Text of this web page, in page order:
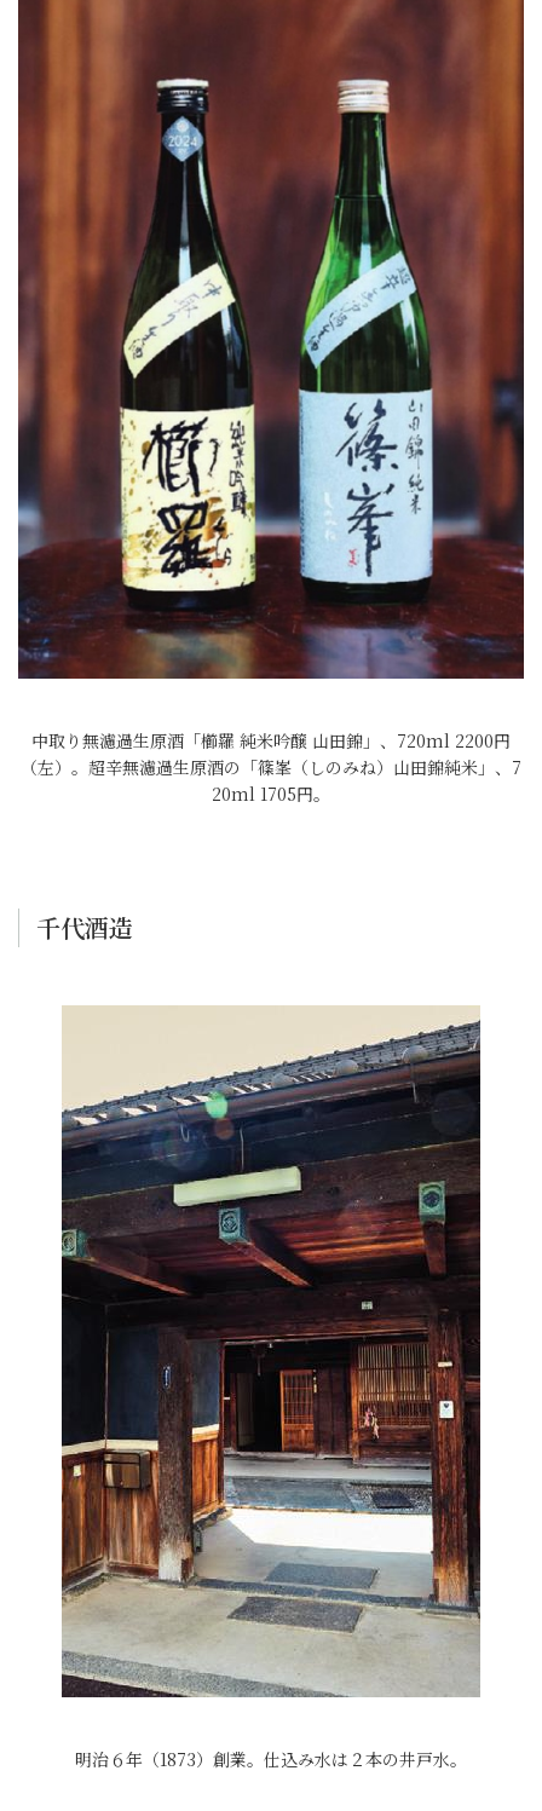
中取り無濾過生原酒「櫛羅 純米吟醸 山田錦」、720ml 2200円
（左）。超辛無濾過生原酒の「篠峯（しのみね）山田錦純米」、7
20ml 1705円。
千代酒造
明治６年（1873）創業。仕込み水は２本の井戸水。